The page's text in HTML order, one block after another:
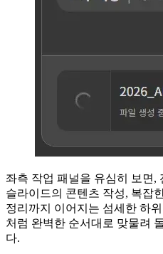
좌측 작업 패널을 유심히 보면,
슬라이드의 콘텐츠 작성, 복잡
정리까지 이어지는 섬세한 하
처럼 완벽한 순서대로 맞물려
다.